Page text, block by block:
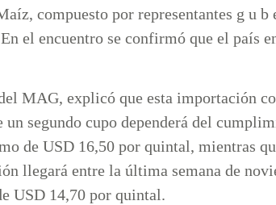
compuesto por representantes g u
el encuentro se confirmó que el país
MAG, explicó que esta importación
segundo cupo dependerá del
de USD 16,50 por quintal, mientras
llegará entre la última semana de
USD 14,70 por quintal.